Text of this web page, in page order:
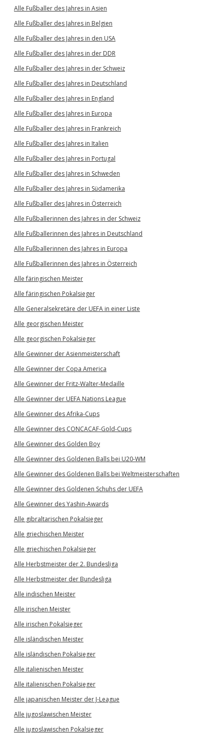
Alle Fußballer des Jahres in Asien
Alle Fußballer des Jahres in Belgien
Alle Fußballer des Jahres in den USA
Alle Fußballer des Jahres in der DDR
Alle Fußballer des Jahres in der Schweiz
Alle Fußballer des Jahres in Deutschland
Alle Fußballer des Jahres in England
Alle Fußballer des Jahres in Europa
Alle Fußballer des Jahres in Frankreich
Alle Fußballer des Jahres in Italien
Alle Fußballer des Jahres in Portugal
Alle Fußballer des Jahres in Schweden
Alle Fußballer des Jahres in Südamerika
Alle Fußballer des Jahres in Österreich
Alle Fußballerinnen des Jahres in der Schweiz
Alle Fußballerinnen des Jahres in Deutschland
Alle Fußballerinnen des Jahres in Europa
Alle Fußballerinnen des Jahres in Österreich
Alle färingischen Meister
Alle färingischen Pokalsieger
Alle Generalsekretäre der UEFA in einer Liste
Alle georgischen Meister
Alle georgischen Pokalsieger
Alle Gewinner der Asienmeisterschaft
Alle Gewinner der Copa America
Alle Gewinner der Fritz-Walter-Medaille
Alle Gewinner der UEFA Nations League
Alle Gewinner des Afrika-Cups
Alle Gewinner des CONCACAF-Gold-Cups
Alle Gewinner des Golden Boy
Alle Gewinner des Goldenen Balls bei U20-WM
Alle Gewinner des Goldenen Balls bei Weltmeisterschaften
Alle Gewinner des Goldenen Schuhs der UEFA
Alle Gewinner des Yashin-Awards
Alle gibraltarischen Pokalsieger
Alle griechischen Meister
Alle griechischen Pokalsieger
Alle Herbstmeister der 2. Bundesliga
Alle Herbstmeister der Bundesliga
Alle indischen Meister
Alle irischen Meister
Alle irischen Pokalsieger
Alle isländischen Meister
Alle isländischen Pokalsieger
Alle italienischen Meister
Alle italienischen Pokalsieger
Alle japanischen Meister der J-League
Alle jugoslawischen Meister
Alle jugoslawischen Pokalsieger